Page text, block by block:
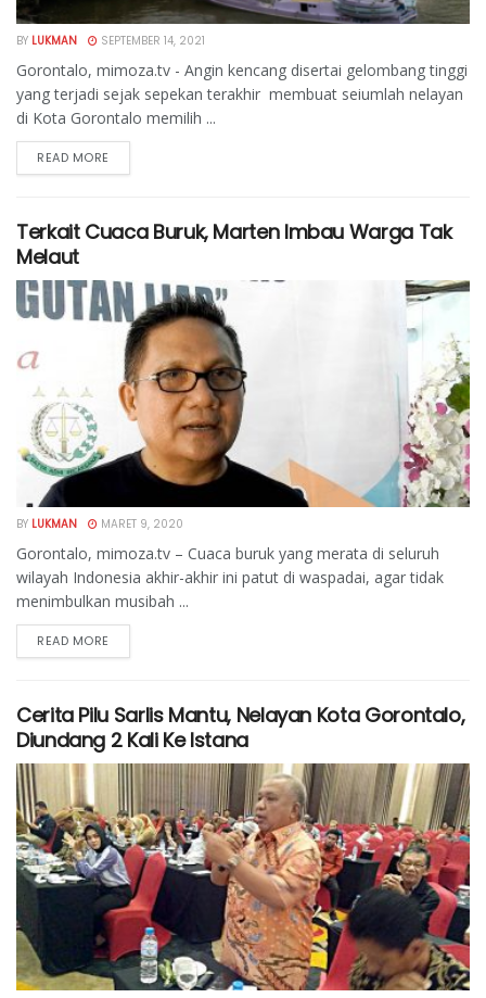
BY LUKMAN SEPTEMBER 14, 2021
Gorontalo, mimoza.tv - Angin kencang disertai gelombang tinggi
yang terjadi sejak sepekan terakhir membuat seiumlah nelayan
di Kota Gorontalo memilih ...
READ MORE
Terkait Cuaca Buruk, Marten Imbau Warga Tak
Melaut
BY LUKMAN MARET 9, 2020
Gorontalo, mimoza.tv – Cuaca buruk yang merata di seluruh
wilayah Indonesia akhir-akhir ini patut di waspadai, agar tidak
menimbulkan musibah ...
READ MORE
Cerita Pilu Sarlis Mantu, Nelayan Kota Gorontalo,
Diundang 2 Kali Ke Istana